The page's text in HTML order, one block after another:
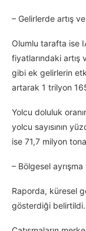
– Gelirlerde artış
Olumlu tarafta ise
fiyatlarındaki
gibi ek gelirlerin
artarak 1 trilyon
Yolcu doluluk
yolcu sayısının
ise 71,7 milyon
– Bölgesel
Raporda, küresel
gösterdiği belirtildi.